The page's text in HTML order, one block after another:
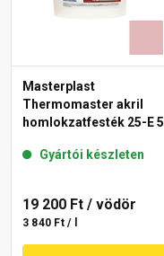
Masterplast
Thermomaster akril
homlokzatfesték 25-E 5 l
Gyártói készleten
19 200 Ft / vödör
3 840 Ft / l